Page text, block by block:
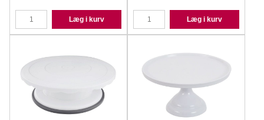
Læg i kurv Læg i kurv